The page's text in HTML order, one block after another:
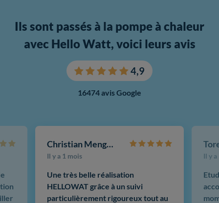
Ils sont passés à la pompe à chaleur
avec Hello Watt, voici leurs avis
4,9
16474 avis Google
Christian Mengotti
Il y a 1 mois
Une très belle réalisation
HELLOWAT grâce à un suivi
particulièrement rigoureux tout au
Il y